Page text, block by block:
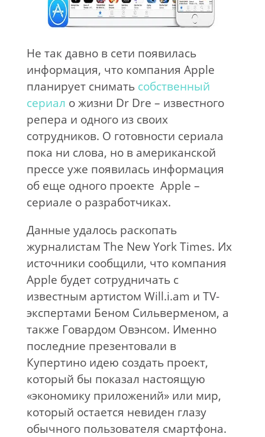
Не так давно в сети появилась
информация, что компания Apple
планирует снимать собственный
сериал о жизни Dr Dre – известного
репера и одного из своих
сотрудников. О готовности сериала
пока ни слова, но в американской
прессе уже появилась информация
об еще одного проекте Apple –
сериале о разработчиках.
Данные удалось раскопать
журналистам The New York Times. Их
источники сообщили, что компания
Apple будет сотрудничать с
известным артистом Will.i.am и TV-
экспертами Беном Сильверменом, а
также Говардом Овэнсом. Именно
последние презентовали в
Купертино идею создать проект,
который бы показал настоящую
«экономику приложений» или мир,
который остается невиден глазу
обычного пользователя смартфона.